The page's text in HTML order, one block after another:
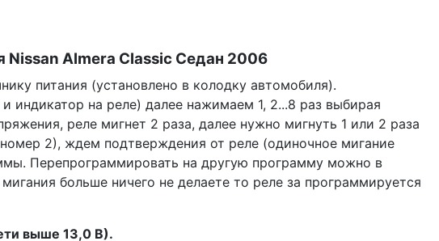
Almera Classic Седан 2006
питания (установлено в колодку автомобиля).
индикатор на реле) далее нажимаем 1, 2...8 раз выбирая
реле мигнет 2 раза, далее нужно мигнуть 1 или 2 раза
2), ждем подтверждения от реле (одиночное мигание
Перепрограммировать на другую программу можно в
больше ничего не делаете то реле за программируется
выше 13,0 В).